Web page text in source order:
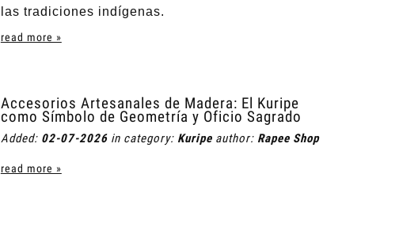
las tradiciones indígenas.
read more »
Accesorios Artesanales de Madera: El Kuripe
como Símbolo de Geometría y Oficio Sagrado
Added: 02-07-2026in category: Kuripeauthor: Rapee Shop
read more »